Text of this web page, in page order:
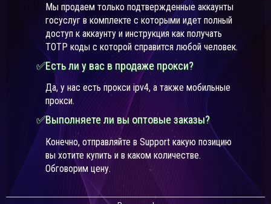
Мы продаем только подтвержденные аккаунты
госуслуг в комплекте с которыми идет полный
доступ к аккаунту и инструкция как получать
TOTP коды с которой справится любой человек.
✅Есть ли у вас в продаже прокси?
Да, у нас есть прокси ipv4, а также мобильные
прокси.
✅Выполняете ли вы оптовые заказы?
Конечно, отправляйте в Support какую позицию
вы хотите купить и в каком количестве.
Обговорим цену.